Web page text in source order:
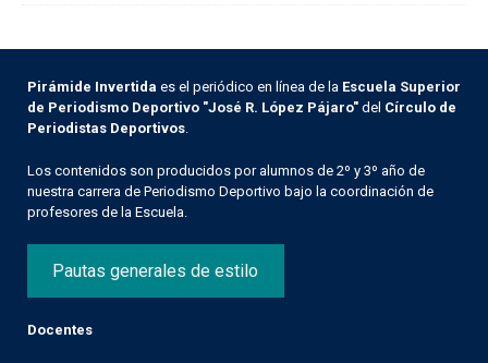
Pirámide Invertida es el periódico en línea de la Escuela Superior
de Periodismo Deportivo "José R. López Pájaro" del Círculo de
Periodistas Deportivos
Los contenidos son producidos por alumnos de 2º y 3º año de
nuestra carrera de Periodismo Deportivo bajo la coordinación de
profesores de la Escuela.
Pautas generales de estilo
Docentes